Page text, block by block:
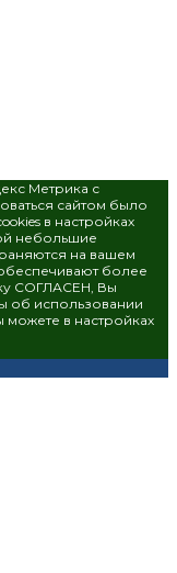
Метрика с
сайтом было
в настройках
небольшие
на вашем
более
СОГЛАСЕН, Вы
об использовании
можете в настройках